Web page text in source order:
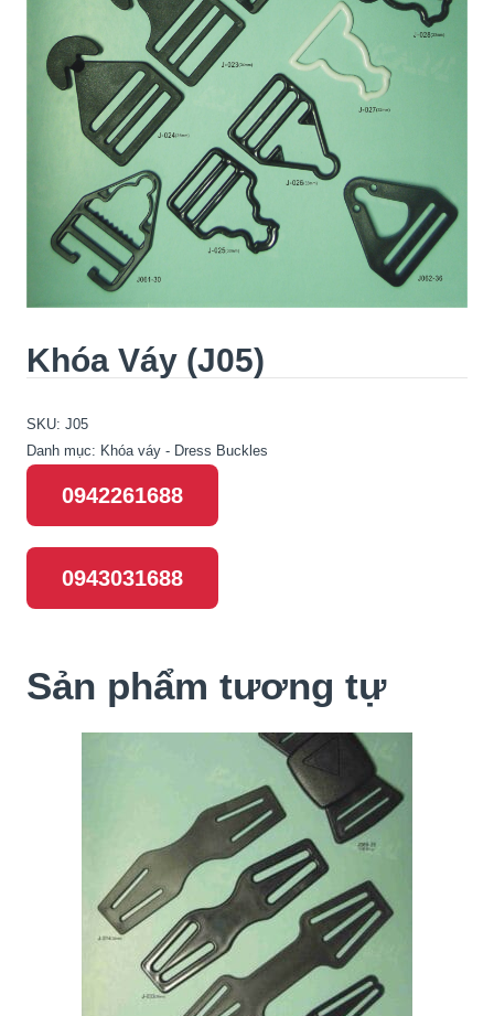
Khóa Váy (J05)
SKU: J05
Danh mục: Khóa váy - Dress Buckles
0942261688
0943031688
Sản phẩm tương tự